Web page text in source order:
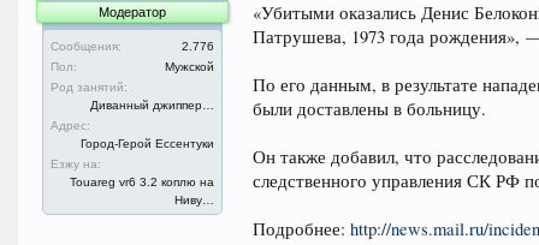
Модератор
Сообщения:
2.776
Пол:
Мужской
Род занятий:
Диванный джиппер…
Адрес:
Город-Герой Ессентуки
Езжу на:
Touareg vr6 3.2 коплю на
Ниву…
«Убитыми оказались Денис
Патрушева, 1973 года рождения», —
По его данным, в результате
были доставлены в больницу.
Он также добавил, что
следственного управления СК РФ
Подробнее: http://news.mail.ru/